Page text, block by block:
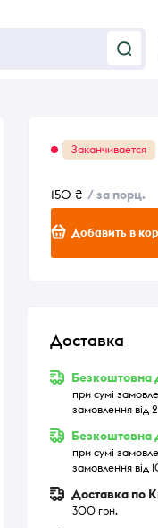
Заканчивается
150 ₴ / за порц.
Добавить в
Доставка
Безкоштовна
при сумі
замовлення
Безкоштовна
при сумі
замовлення від
Доставка по
300 грн.